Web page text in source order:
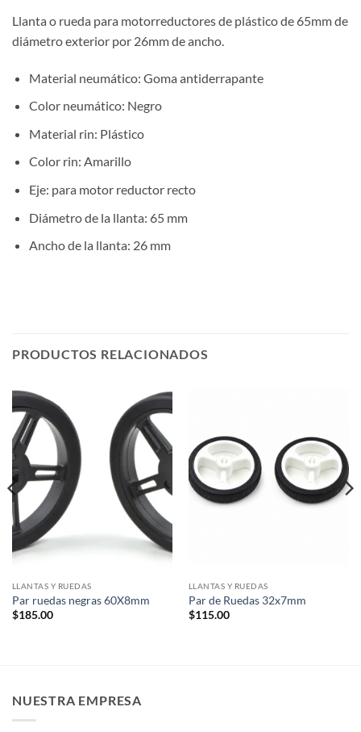
Llanta o rueda para motorreductores de plástico de 65mm de
diámetro exterior por 26mm de ancho.
Material neumático: Goma antiderrapante
Color neumático: Negro
Material rin: Plástico
Color rin: Amarillo
Eje: para motor reductor recto
Diámetro de la llanta: 65 mm
Ancho de la llanta: 26 mm
PRODUCTOS RELACIONADOS
LLANTAS Y RUEDAS
Par ruedas negras 60X8mm
$185.00
LLANTAS Y RUEDAS
Par de Ruedas 32x7mm
$115.00
NUESTRA EMPRESA